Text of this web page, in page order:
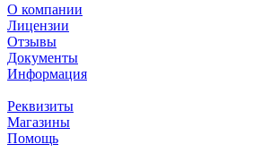
О компании
Лицензии
Отзывы
Документы
Информация
Реквизиты
Магазины
Помощь